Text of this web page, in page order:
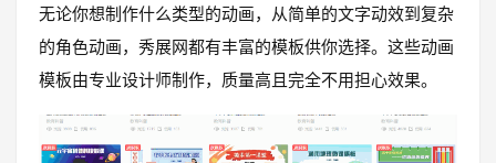
无论你想制作什么类型的动画，从简单的文字动效到复杂
的角色动画，秀展网都有丰富的模板供你选择。这些动画
模板由专业设计师制作，质量高且完全不用担心效果。